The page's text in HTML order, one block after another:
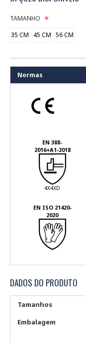
TAMANHO
35 CM
45 CM 56 CM
Normas
EN 388-
2016+A1-2018
4X4XD
EN ISO 21420-
2020
DADOS DO PRODUTO
Tamanhos
Embalagem